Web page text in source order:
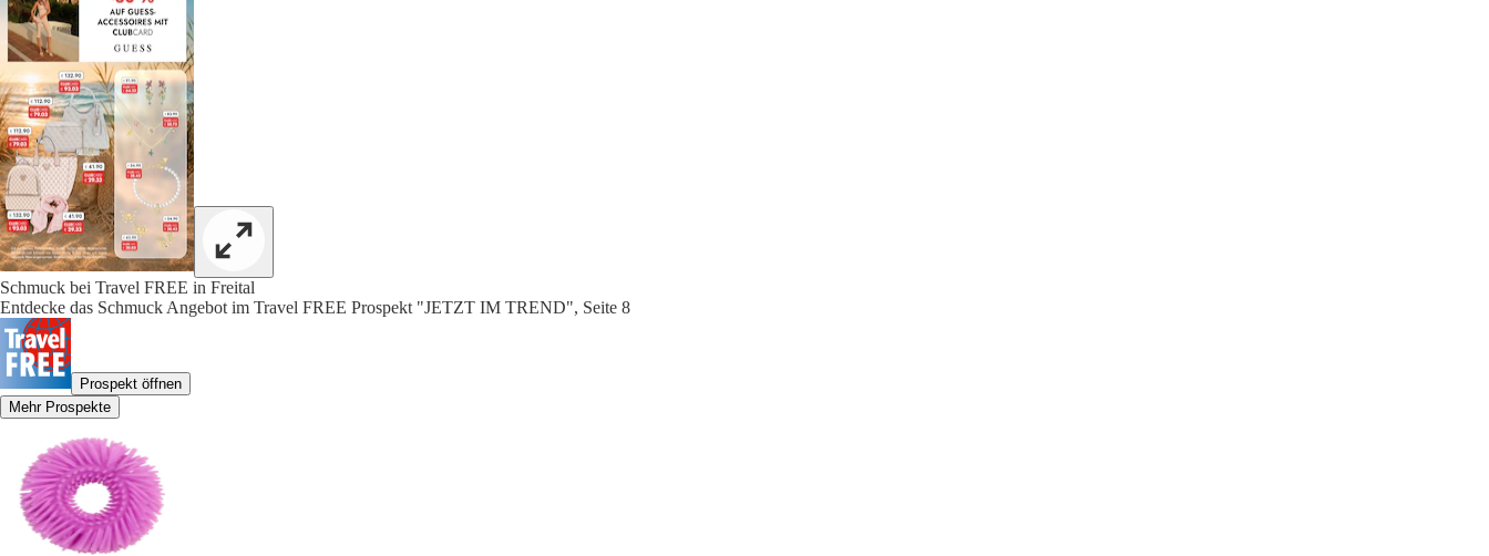
Schmuck bei Travel FREE in Freital
Entdecke das Schmuck Angebot im Travel FREE Prospekt "JETZT IM TREND", Seite 8
Prospekt öffnen
Mehr Prospekte